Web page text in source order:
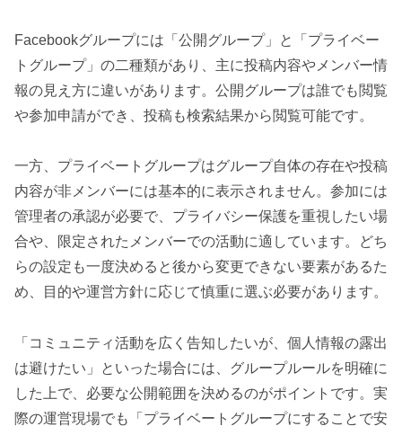
Facebookグループには「公開グループ」と「プライベー
トグループ」の二種類があり、主に投稿内容やメンバー情
報の見え方に違いがあります。公開グループは誰でも閲覧
や参加申請ができ、投稿も検索結果から閲覧可能です。
一方、プライベートグループはグループ自体の存在や投稿
内容が非メンバーには基本的に表示されません。参加には
管理者の承認が必要で、プライバシー保護を重視したい場
合や、限定されたメンバーでの活動に適しています。どち
らの設定も一度決めると後から変更できない要素があるた
め、目的や運営方針に応じて慎重に選ぶ必要があります。
「コミュニティ活動を広く告知したいが、個人情報の露出
は避けたい」といった場合には、グループルールを明確に
した上で、必要な公開範囲を決めるのがポイントです。実
際の運営現場でも「プライベートグループにすることで安